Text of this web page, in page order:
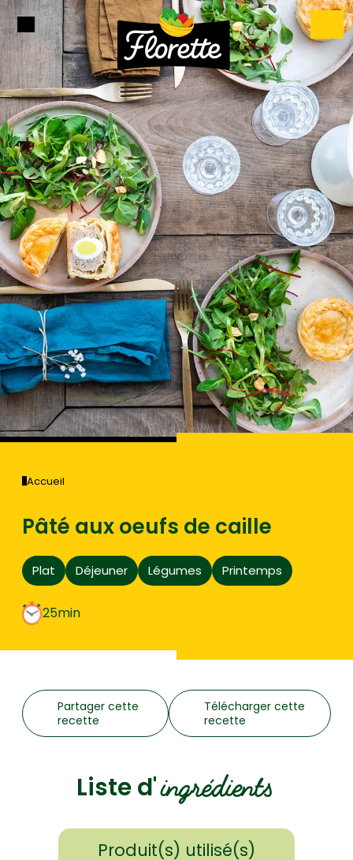
Accueil
Pâté aux oeufs de caille
Plat Déjeuner Légumes Printemps
25min
Partager cette
recette
Télécharger cette
recette
Liste d'ingrédients
Produit(s) utilisé(s)